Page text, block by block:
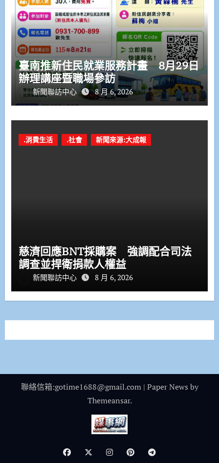
臺南推新住民就業服務計畫 8月29日
辦理講座暨職場參訪
新聞聯訪中心 8 月 6, 2026
.消費生活 .社會 新聞來源:大成報
慈濟回應BNT採購案 強調配合司法
調查並捍衛捐款人權益
新聞聯訪中心 8 月 6, 2026
聯絡信箱:gotime1688@gmail.com | Paper News by
Themeansar.